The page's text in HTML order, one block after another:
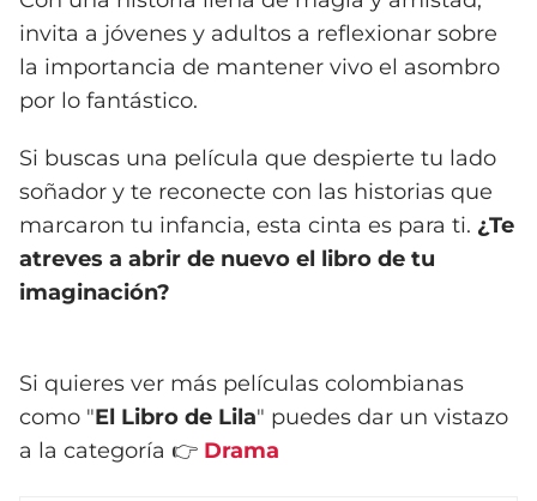
invita a jóvenes y adultos a reflexionar sobre
la importancia de mantener vivo el asombro
por lo fantástico.
Si buscas una película que despierte tu lado
soñador y te reconecte con las historias que
marcaron tu infancia, esta cinta es para ti. ¿Te
atreves a abrir de nuevo el libro de tu
imaginación?
Si quieres ver más películas colombianas
como "El Libro de Lila" puedes dar un vistazo
a la categoría 👉 Drama